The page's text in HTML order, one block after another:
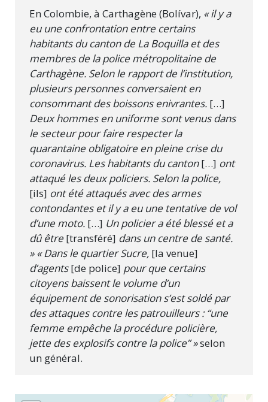
En Colombie, à Carthagène (Bolívar), « il y a
eu une confrontation entre certains
habitants du canton de La Boquilla et des
membres de la police métropolitaine de
Carthagène. Selon le rapport de l’institution,
plusieurs personnes conversaient en
consommant des boissons enivrantes. […]
Deux hommes en uniforme sont venus dans
le secteur pour faire respecter la
quarantaine obligatoire en pleine crise du
coronavirus. Les habitants du canton[…] ont
attaqué les deux policiers. Selon la police,
[ils] ont été attaqués avec des armes
contondantes et il y a eu une tentative de vol
d’une moto. […] Un policier a été blessé et a
dû être [transféré] dans un centre de santé.
» « Dans le quartier Sucre, [la venue]
d’agents[de police] pour que certains
citoyens baissent le volume d’un
équipement de sonorisation s’est soldé par
des attaques contre les patrouilleurs : “une
femme empêche la procédure policière,
jette des explosifs contre la police” »selon
un général.